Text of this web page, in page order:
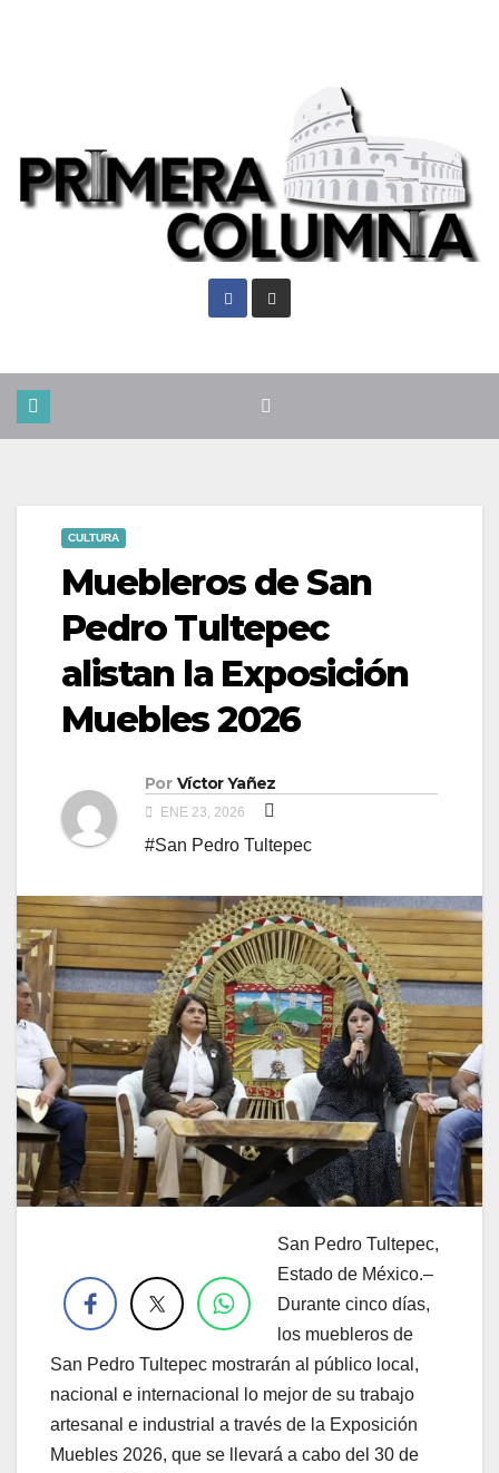
CULTURA
Muebleros de San
Pedro Tultepec
alistan la Exposición
Muebles 2026
Por Víctor Yañez
ENE 23, 2026
#San Pedro Tultepec
San Pedro Tultepec,
Estado de México.–
Durante cinco días,
los muebleros de
San Pedro Tultepec mostrarán al público local,
nacional e internacional lo mejor de su trabajo
artesanal e industrial a través de la Exposición
Muebles 2026, que se llevará a cabo del 30 de